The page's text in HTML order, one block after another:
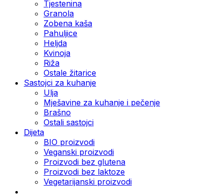
Tjestenina
Granola
Zobena kaša
Pahuljice
Heljda
Kvinoja
Riža
Ostale žitarice
Sastojci za kuhanje
Ulja
Mješavine za kuhanje i pečenje
Brašno
Ostali sastojci
Dijeta
BIO proizvodi
Veganski proizvodi
Proizvodi bez glutena
Proizvodi bez laktoze
Vegetarijanski proizvodi